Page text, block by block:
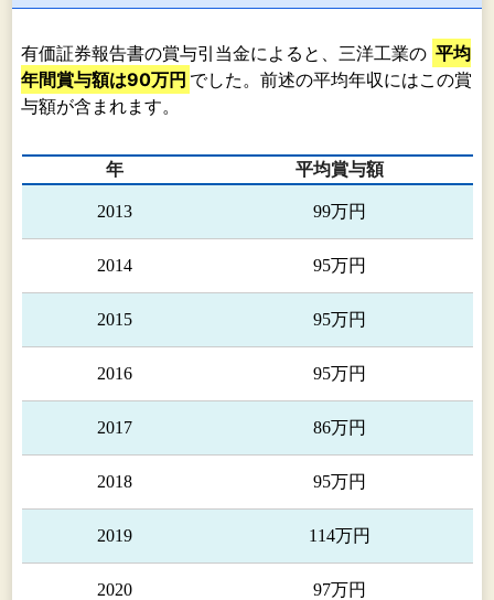
有価証券報告書の賞与引当金によると、三洋工業の 平均
年間賞与額は90万円 でした。前述の平均年収にはこの賞
与額が含まれます。
年 平均賞与額
2013 99万円
2014 95万円
2015 95万円
2016 95万円
2017 86万円
2018 95万円
2019 114万円
2020 97万円